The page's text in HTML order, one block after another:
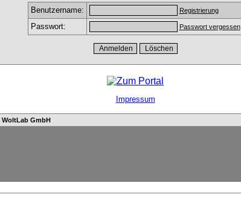
Benutzername: Registrierung
Passwort: Passwort vergessen
Impressum
WoltLab GmbH